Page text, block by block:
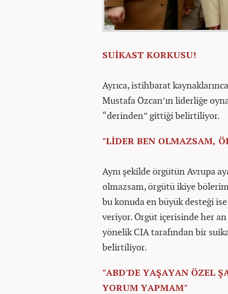
SUİKAST KORKUSU!
Ayrıca, istihbarat
Mustafa Özcan’ın liderliğe
“derinden” gittiği belirtiliyor.
"LİDER BEN OLMAZSAM,
Aynı şekilde örgütün Avrupa
olmazsam, örgütü ikiye
bu konuda en büyük desteği
veriyor. Örgüt içerisinde her
yönelik CIA tarafından bir
belirtiliyor.
"ABD'DE YAŞAYAN ÖZEL
YORUM YAPMAM"